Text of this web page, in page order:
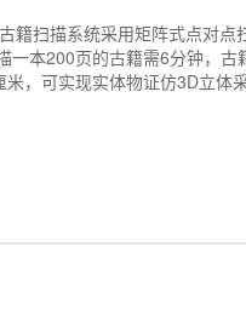
籍扫描系统采用矩阵式点对点
一本200页的古籍需6分钟，古
，可实现实体物证仿3D立体